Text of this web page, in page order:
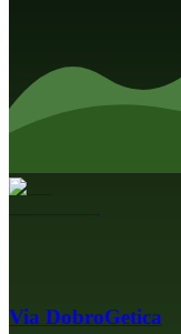
Via DobroGetica